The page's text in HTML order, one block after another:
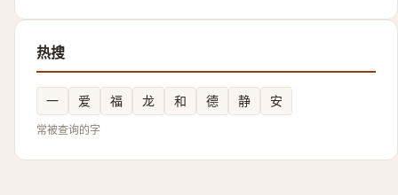
热搜
一 爱 福 龙 和 德 静 安
常被查询的字